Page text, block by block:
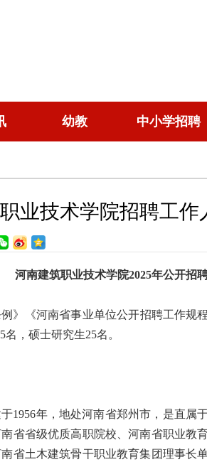
幼教 中小学招聘
业技术学院招聘工作
河南建筑职业技术学院2025年公开招
》《河南省事业单位公开招聘工作规
，硕士研究生25名。
1956年，地处河南省郑州市，是直属
省省级优质高职院校、河南省职业教
省土木建筑骨干职业教育集团理事长